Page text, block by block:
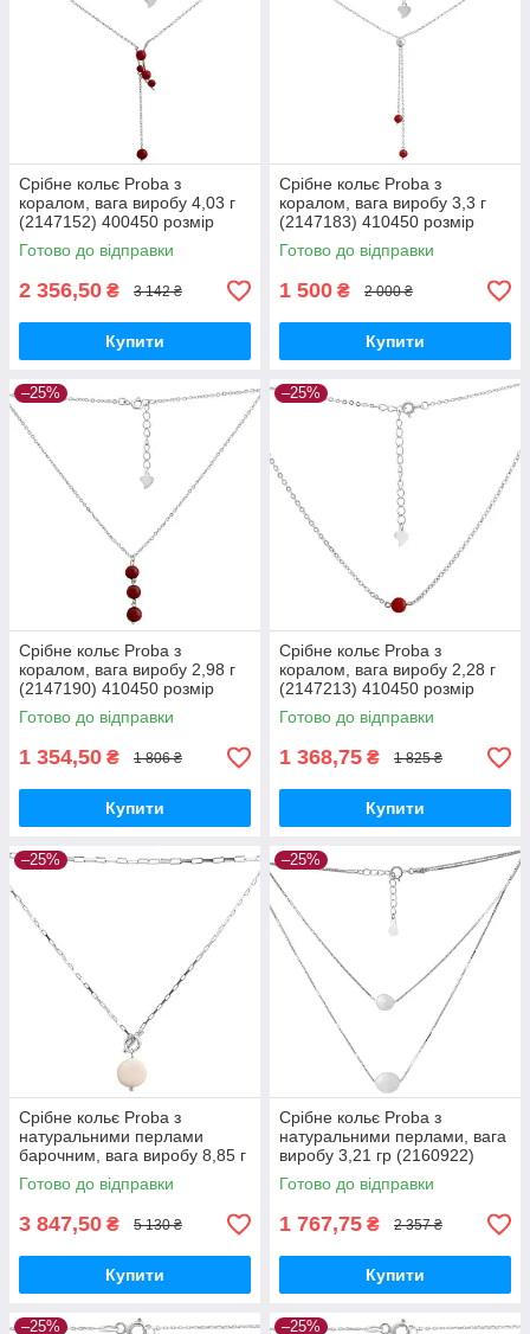
Срібне кольє Proba з
коралом, вага виробу 4,03 г
(2147152) 400450 розмір
Готово до відправки
2 356,50 ₴ 3 142 ₴
Купити
Срібне кольє Proba з
коралом, вага виробу 3,3 г
(2147183) 410450 розмір
Готово до відправки
1 500 ₴ 2 000 ₴
Купити
–25%
Срібне кольє Proba з
коралом, вага виробу 2,98 г
(2147190) 410450 розмір
Готово до відправки
1 354,50 ₴ 1 806 ₴
Купити
–25%
Срібне кольє Proba з
коралом, вага виробу 2,28 г
(2147213) 410450 розмір
Готово до відправки
1 368,75 ₴ 1 825 ₴
Купити
–25%
Срібне кольє Proba з
натуральними перлами
барочним, вага виробу 8,85 г
(2152491) 450 розмір
Готово до відправки
3 847,50 ₴ 5 130 ₴
Купити
–25%
Срібне кольє Proba з
натуральними перлами, вага
виробу 3,21 гр (2160922)
450500 розмір
Готово до відправки
1 767,75 ₴ 2 357 ₴
Купити
–25% –25%